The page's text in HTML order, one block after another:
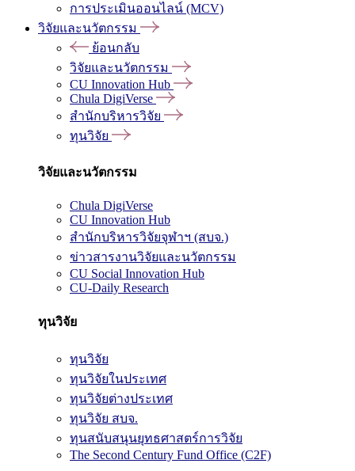
การประเมินออนไลน์ (MCV)
วิจัยและนวัตกรรม
ย้อนกลับ
วิจัยและนวัตกรรม
CU Innovation Hub
Chula DigiVerse
สำนักบริหารวิจัย
ทุนวิจัย
วิจัยและนวัตกรรม
Chula DigiVerse
CU Innovation Hub
สำนักบริหารวิจัยจุฬาฯ (สบจ.)
ข่าวสารงานวิจัยและนวัตกรรม
CU Social Innovation Hub
CU-Daily Research
ทุนวิจัย
ทุนวิจัย
ทุนวิจัยในประเทศ
ทุนวิจัยต่างประเทศ
ทุนวิจัย สบจ.
ทุนสนับสนุนยุทธศาสตร์การวิจัย
The Second Century Fund Office (C2F)